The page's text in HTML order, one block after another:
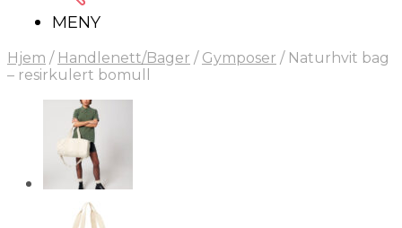
MENY
Hjem / Handlenett/Bager / Gymposer /Naturhvit bag
– resirkulert bomull